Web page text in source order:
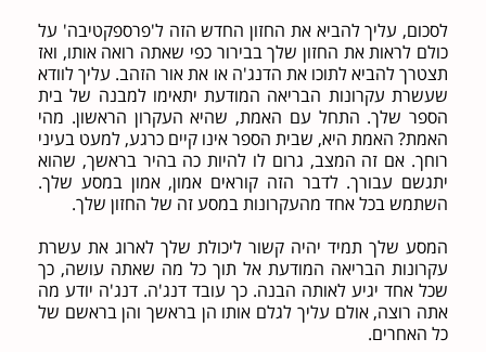
לסכום, עליך להביא את החזון החדש הזה ל'פרספקטיבה' על
כולם לראות את החזון שלך בבירור כפי שאתה רואה אותו, ואז
תצטרך להביא לתוכו את הדנג'ה או את אור הזהב. עליך לוודא
שעשרת עקרונות הבריאה המודעת יתאימו למבנה של בית
הספר שלך. התחל עם האמת, שהיא העקרון הראשון. מהי
האמת? האמת היא, שבית הספר אינו קיים כרגע, למעט בעיני
רוחך. אם זה המצב, גרום לו להיות כה בהיר בראשך, שהוא
יתגשם עבורך. לדבר הזה קוראים אמון, אמון במסע שלך.
השתמש בכל אחד מהעקרונות במסע זה של החזון שלך.
המסע שלך תמיד יהיה קשור ליכולת שלך לארוג את עשרת
עקרונות הבריאה המודעת אל תוך כל מה שאתה עושה, כך
שכל אחד יגיע לאותה הבנה. כך עובד דנג'ה. דנג'ה יודע מה
אתה רוצה, אולם עליך לגלם אותו הן בראשך והן בראשם של
כל האחרים.